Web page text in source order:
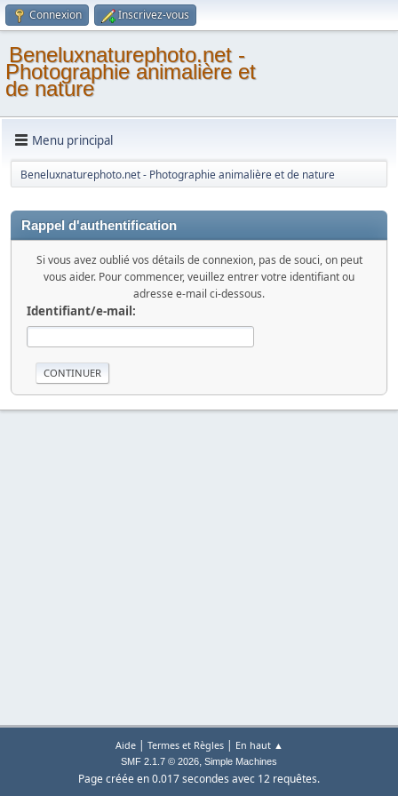
Connexion Inscrivez-vous
Beneluxnaturephoto.net -
Photographie animalière et
de nature
Menu principal
Beneluxnaturephoto.net - Photographie animalière et de nature
Rappel d'authentification
Si vous avez oublié vos détails de connexion, pas de souci, on peut
vous aider. Pour commencer, veuillez entrer votre identifiant ou
adresse e-mail ci-dessous.
Identifiant/e-mail:
Aide| Termes et Règles| En haut ▲
SMF 2.1.7 © 2026, Simple Machines
Page créée en 0.017 secondes avec 12 requêtes.